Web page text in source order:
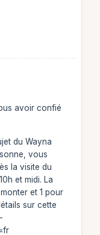
avoir confié
du Wayna
vous
la visite du
et midi. La
et 1 pour
sur cette